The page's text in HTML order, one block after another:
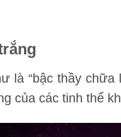
là “bậc thầy chữa
của các tinh thể